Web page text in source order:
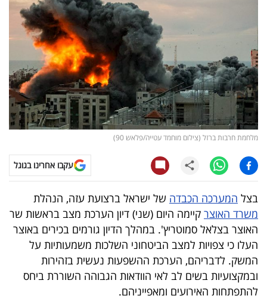
רכילות
עסקית
קריפטו
ויראלי
עסקי
ספורט
קריירה
ולימודים
מינויים
רייטינג
מלחמת חרבות ברזל (צילום מוחמד עטייה/פלאש 90)
עקבו אחרינו בגוגל
בצל המערכה הכבדה של ישראל ברצועת עזה, הנהלת
משרד האוצר קיימה היום (שני) דיון הערכת מצב בראשות שר
האוצר בצלאל סמוטריץ'. במהלך הדיון גורמים בכירים באוצר
העלו כי צפויות למצב הביטחוני השלכות משמעותיות על
המשק. לדבריהם, הערכת ההשפעות נעשית בזהירות
ובמקצועיות בשים לב לאי הוודאות הגבוהה השוררת ביחס
להתפתחות האירועים ומאפייניהם.